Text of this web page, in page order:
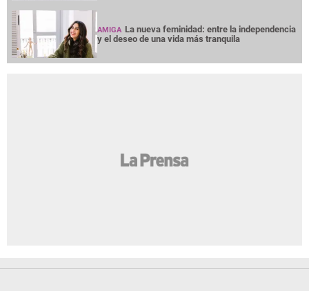
AMIGA La nueva feminidad: entre la independencia
y el deseo de una vida más tranquila